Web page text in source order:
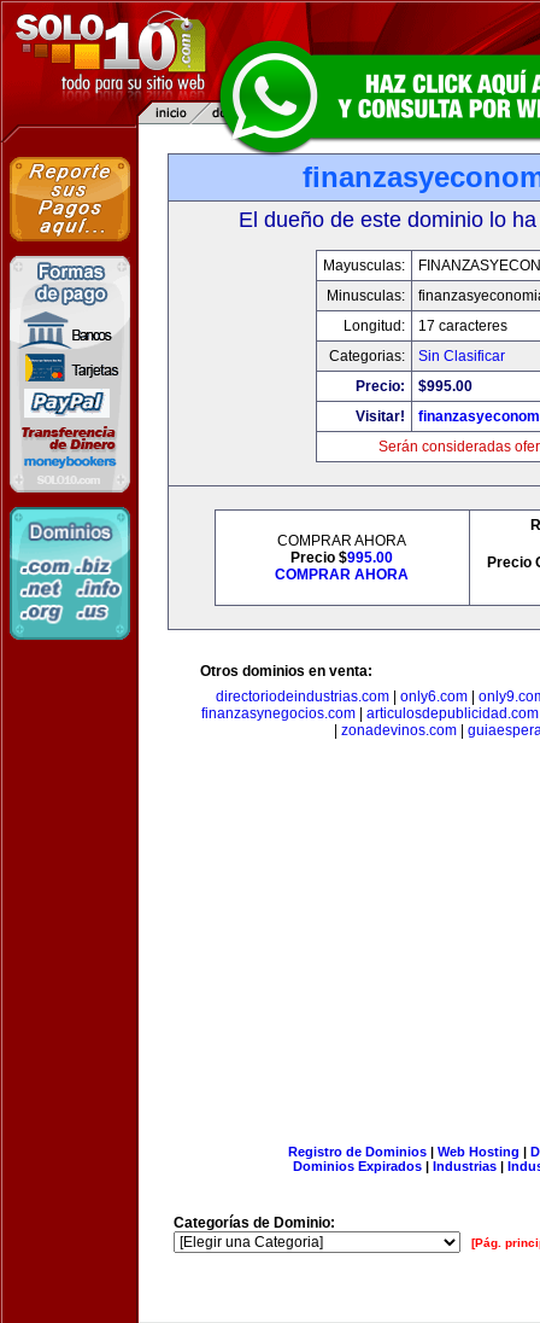
El dueño de este dominio lo
Mayusculas:
Minusculas:
Longitud:
17 caracteres
Categorias:
Sin Clasificar
Precio:
$995.00
Visitar!
Serán consideradas
COMPRAR AHORA
Precio $995.00
COMPRAR AHORA
Precio
Otros dominios en venta:
directoriodeindustrias.com| only6.com|
finanzasynegocios.com| articulosdepublicidad.com
zonadevinos.com|
Registro de Dominios| Web Hosting |
Dominios Expirados | Industrias |
Categorías de Dominio:
[Pág.